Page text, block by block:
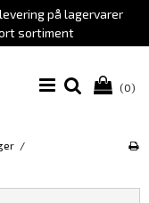
på lagervarer
sortiment
(0)
/